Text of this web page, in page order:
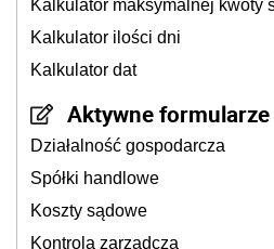
Kalkulator maksymalnej kwoty
Kalkulator ilości dni
Kalkulator dat
Aktywne formularze
Działalność gospodarcza
Spółki handlowe
Koszty sądowe
Kontrola zarządcza